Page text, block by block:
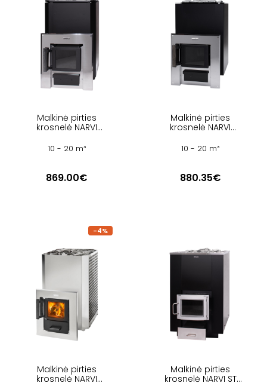
Malkinė pirties
krosnelė NARVI
10 - 20 m³
869.00€
Malkinė pirties
krosnelė NARVI
10 - 20 m³
880.35€
-4%
Malkinė pirties
krosnelė NARVI
Malkinė pirties
krosnelė NARVI ST